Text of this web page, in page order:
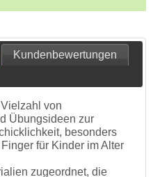
Kundenbewertungen
von
Übungsideen zur
besonders
für Kinder im Alter
zugeordnet, die